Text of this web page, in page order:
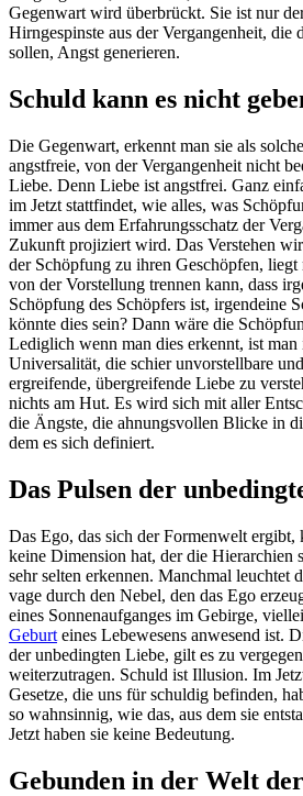
Gegenwart wird überbrückt. Sie ist nur
Hirngespinste aus der Vergangenheit, die
sollen, Angst generieren.
Schuld kann es nicht
Die Gegenwart, erkennt man sie als
angstfreie, von der Vergangenheit nicht
Liebe. Denn Liebe ist angstfrei. Ganz
im Jetzt stattfindet, wie alles, was
immer aus dem Erfahrungsschatz der
Zukunft projiziert wird. Das Verstehen
der Schöpfung zu ihren Geschöpfen,
von der Vorstellung trennen kann, dass
Schöpfung des Schöpfers ist, irgendeine
könnte dies sein? Dann wäre die
Lediglich wenn man dies erkennt, ist man
Universalität, die schier unvorstellbare
ergreifende, übergreifende Liebe zu
nichts am Hut. Es wird sich mit aller
die Ängste, die ahnungsvollen Blicke in
dem es sich definiert.
Das Pulsen der
Das Ego, das sich der Formenwelt
keine Dimension hat, der die Hierarchien
sehr selten erkennen. Manchmal leuchtet
vage durch den Nebel, den das Ego
eines Sonnenaufganges im Gebirge,
Geburt eines Lebewesens anwesend ist.
der unbedingten Liebe, gilt es zu
weiterzutragen. Schuld ist Illusion. Im
Gesetze, die uns für schuldig befinden,
so wahnsinnig, wie das, aus dem sie
Jetzt haben sie keine Bedeutung.
Gebunden in der Welt